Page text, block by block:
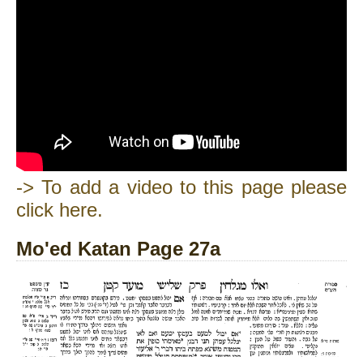
-> To add a video to this page please
click here.
Mo'ed Katan Page 27a